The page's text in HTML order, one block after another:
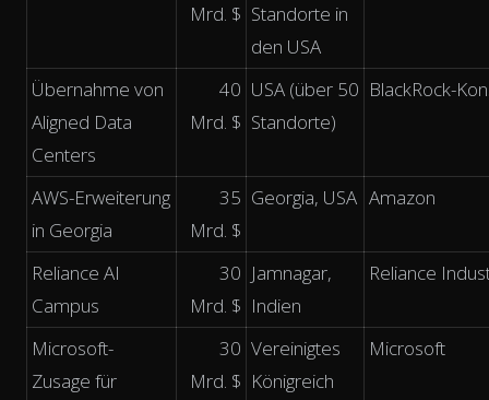
Mrd. $ Standorte in
den USA
Übernahme von
Aligned Data
Centers
40
Mrd. $
USA (über 50
Standorte)
BlackRock-
AWS-Erweiterung
in Georgia
35
Mrd. $
Georgia, USA Amazon
Reliance AI
Campus
30
Mrd. $
Jamnagar,
Indien
Reliance
Microsoft-
Zusage für
30
Mrd. $
Vereinigtes
Königreich
Microsoft